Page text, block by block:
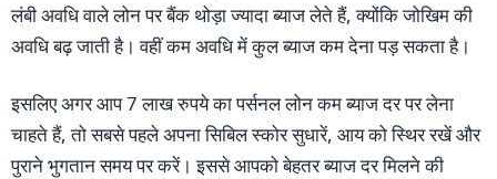
लंबी अवधि वाले लोन पर बैंक थोड़ा ज्यादा ब्याज लेते हैं, क्योंकि जोखिम की
अवधि बढ़ जाती है। वहीं कम अवधि में कुल ब्याज कम देना पड़ सकता है।
इसलिए अगर आप 7 लाख रुपये का पर्सनल लोन कम ब्याज दर पर लेना
चाहते हैं, तो सबसे पहले अपना सिबिल स्कोर सुधारें, आय को स्थिर रखें और
पुराने भुगतान समय पर करें। इससे आपको बेहतर ब्याज दर मिलने की